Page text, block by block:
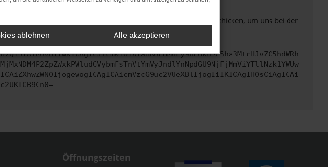
das Problem zu beheben. Du kannst uns diesen Text schicken, um uns bei der
Öffnungszeiten
ablehnen Alle akzeptieren